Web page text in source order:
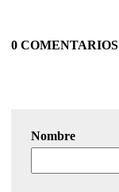
0 COMENTARIOS
Nombre